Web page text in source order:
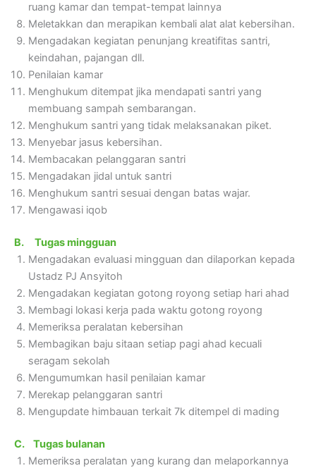
ruang kamar dan tempat-tempat lainnya
Meletakkan dan merapikan kembali alat alat kebersihan.
Mengadakan kegiatan penunjang kreatifitas santri,
keindahan, pajangan dll.
Penilaian kamar
Menghukum ditempat jika mendapati santri yang
membuang sampah sembarangan.
Menghukum santri yang tidak melaksanakan piket.
Menyebar jasus kebersihan.
Membacakan pelanggaran santri
Mengadakan jidal untuk santri
Menghukum santri sesuai dengan batas wajar.
Mengawasi iqob
B. Tugas mingguan
Mengadakan evaluasi mingguan dan dilaporkan kepada
Ustadz PJ Ansyitoh
Mengadakan kegiatan gotong royong setiap hari ahad
Membagi lokasi kerja pada waktu gotong royong
Memeriksa peralatan kebersihan
Membagikan baju sitaan setiap pagi ahad kecuali
seragam sekolah
Mengumumkan hasil penilaian kamar
Merekap pelanggaran santri
Mengupdate himbauan terkait 7k ditempel di mading
C. Tugas bulanan
Memeriksa peralatan yang kurang dan melaporkannya